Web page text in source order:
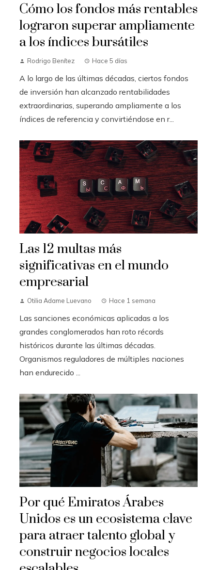
Cómo los fondos más rentables
lograron superar ampliamente
a los índices bursátiles
Rodrigo Benítez Hace 5 días
A lo largo de las últimas décadas, ciertos fondos
de inversión han alcanzado rentabilidades
extraordinarias, superando ampliamente a los
índices de referencia y convirtiéndose en r...
Las 12 multas más
significativas en el mundo
empresarial
Otilia Adame Luevano Hace 1 semana
Las sanciones económicas aplicadas a los
grandes conglomerados han roto récords
históricos durante las últimas décadas.
Organismos reguladores de múltiples naciones
han endurecido ...
Por qué Emiratos Árabes
Unidos es un ecosistema clave
para atraer talento global y
construir negocios locales